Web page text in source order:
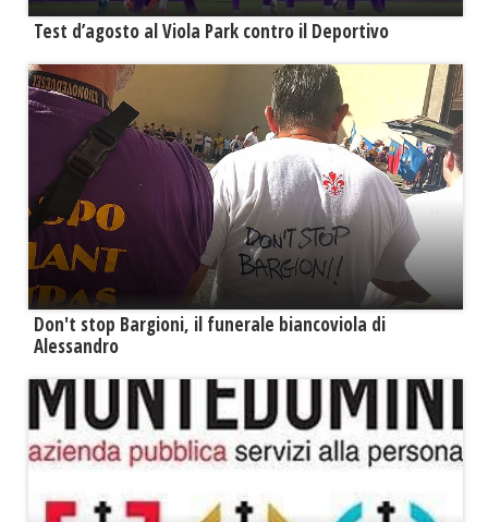
Test d’agosto al Viola Park contro il Deportivo
Don't stop Bargioni, il funerale biancoviola di
Alessandro